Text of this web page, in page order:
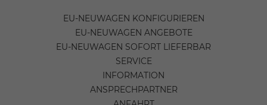
EU-NEUWAGEN KONFIGURIEREN
EU-NEUWAGEN ANGEBOTE
EU-NEUWAGEN SOFORT LIEFERBAR
SERVICE
INFORMATION
ANSPRECHPARTNER